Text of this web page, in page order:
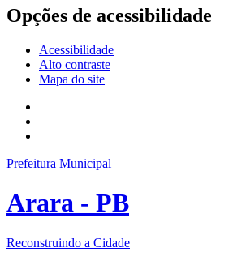
Opções de acessibilidade
Acessibilidade
Alto contraste
Mapa do site
Prefeitura Municipal
Arara - PB
Reconstruindo a Cidade